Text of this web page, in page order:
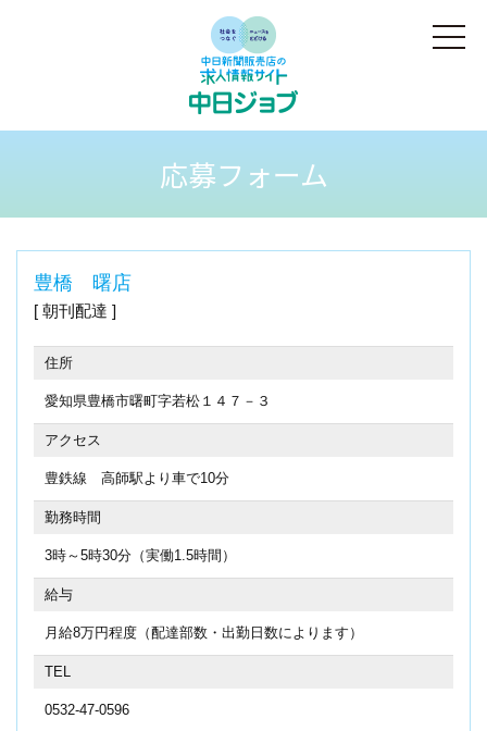
応募フォーム
豊橋 曙店
朝刊配達
住所
愛知県豊橋市曙町字若松１４７－３
アクセス
豊鉄線 高師駅より車で10分
勤務時間
3時～5時30分（実働1.5時間）
給与
月給8万円程度（配達部数・出勤日数によります）
TEL
0532-47-0596